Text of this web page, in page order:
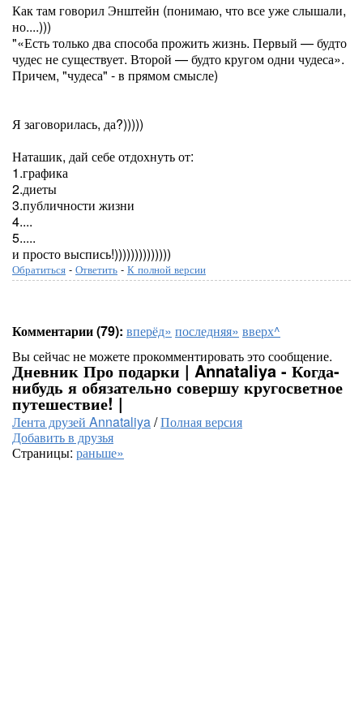
Как там говорил Энштейн (понимаю, что все уже слышали,
но....)))
"«Есть только два способа прожить жизнь. Первый — будто
чудес не существует. Второй — будто кругом одни чудеса».
Причем, "чудеса" - в прямом смысле)
Я заговорилась, да?)))))
Наташик, дай себе отдохнуть от:
1.графика
2.диеты
3.публичности жизни
4....
5.....
и просто выспись!))))))))))))))
Обратиться - Ответить - К полной версии
Комментарии (79): вперёд» последняя» вверх^
Вы сейчас не можете прокомментировать это сообщение.
Дневник Про подарки | Annataliya - Когда-
нибудь я обязательно совершу кругосветное
путешествие! |
Лента друзей Annataliya/Полная версия
Добавить в друзья
Страницы: раньше»